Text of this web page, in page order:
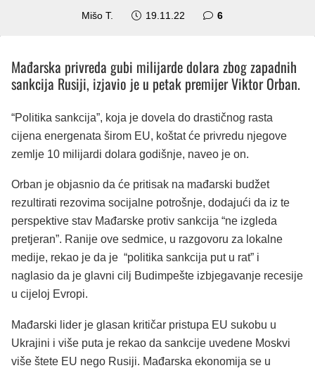
Mišo T. 19.11.22 6komentara
Mađarska privreda gubi milijarde dolara zbog zapadnih
sankcija Rusiji, izjavio je u petak premijer Viktor Orban.
“Politika sankcija”, koja je dovela do drastičnog rasta
cijena energenata širom EU, koštat će privredu njegove
zemlje 10 milijardi dolara godišnje, naveo je on.
Orban je objasnio da će pritisak na mađarski budžet
rezultirati rezovima socijalne potrošnje, dodajući da iz te
perspektive stav Mađarske protiv sankcija “ne izgleda
pretjeran”. Ranije ove sedmice, u razgovoru za lokalne
medije, rekao je da je “politika sankcija put u rat” i
naglasio da je glavni cilj Budimpešte izbjegavanje recesije
u cijeloj Evropi.
Mađarski lider je glasan kritičar pristupa EU sukobu u
Ukrajini i više puta je rekao da sankcije uvedene Moskvi
više štete EU nego Rusiji. Mađarska ekonomija se u